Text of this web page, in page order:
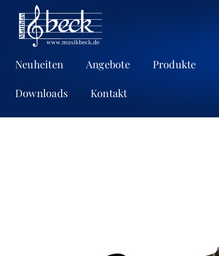
Neuheiten Angebote Produkte
Downloads Kontakt